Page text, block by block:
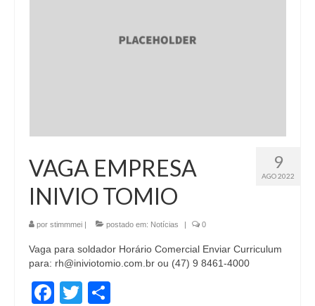
9
AGO 2022
VAGA EMPRESA
INIVIO TOMIO
por stimmmei | postado em: Notícias | 0
Vaga para soldador Horário Comercial Enviar Curriculum
para: rh@iniviotomio.com.br ou (47) 9 8461-4000
Facebook
Twitter